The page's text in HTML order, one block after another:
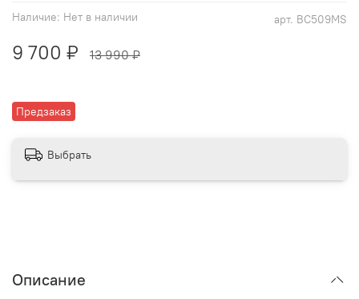
арт. BC509MS
Наличие: Нет в наличии
Предзаказ
9 700 ₽ 13 990 ₽
Выбрать
Описание